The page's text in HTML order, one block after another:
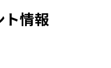
ト情報